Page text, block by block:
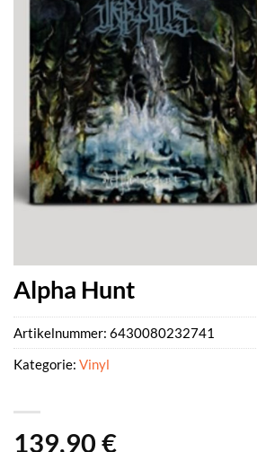
Alpha Hunt
139,90 €
Artikelnummer: 6430080232741
Kategorie: Vinyl